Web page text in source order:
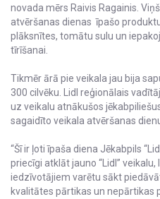
novada mērs Raivis Ragainis.
atvēršanas dienas īpašo
plāksnītes, tomātu sulu un
tīrīšanai.
Tikmēr ārā pie veikala jau bija
300 cilvēku. Lidl reģionālais
uz veikalu atnākušos
sagaidīto veikala atvēršanas
“Šī ir ļoti īpaša diena Jēkabpils
priecīgi atklāt jauno “Lidl”
iedzīvotājiem varētu sākt
kvalitātes pārtikas un nepārtikas